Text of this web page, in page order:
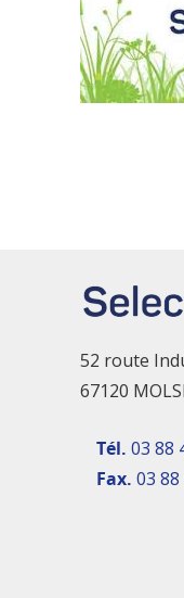
52 route
67120
Tél. 03 88
Fax. 03 88